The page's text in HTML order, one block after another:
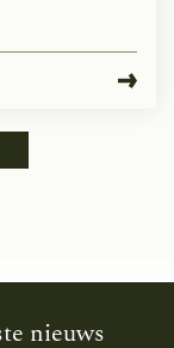
nieuws